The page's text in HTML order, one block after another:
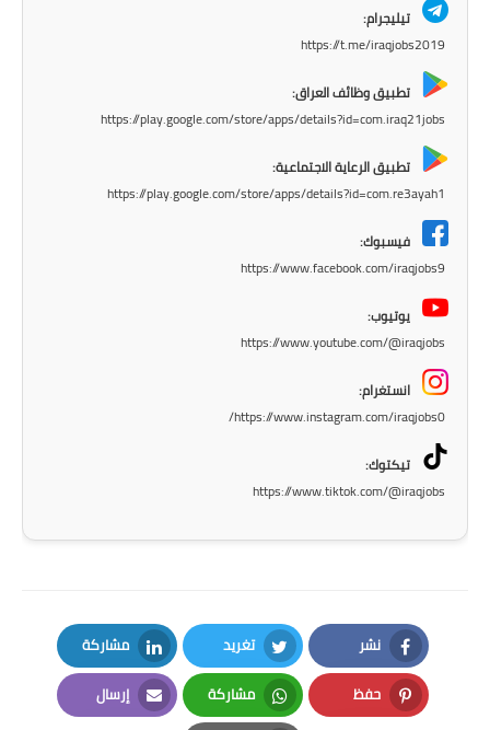
المرحلة الاعدادية
الطقس
فن ومشاهير
تيليجرام:
https://t.me/iraqjobs2019
تطبيق وظائف العراق:
https://play.google.com/store/apps/details?id=com.iraq21jobs
تطبيق الرعاية الاجتماعية:
https://play.google.com/store/apps/details?id=com.re3ayah1
فيسبوك:
https://www.facebook.com/iraqjobs9
يوتيوب:
https://www.youtube.com/@iraqjobs
انستغرام:
https://www.instagram.com/iraqjobs0/
تيكتوك:
https://www.tiktok.com/@iraqjobs
نشر
Facebook
تغريد
Twitter
مشاركة
LinkedIn
حفظ
Pinterest
مشاركة
Whatsapp
إرسال
Email